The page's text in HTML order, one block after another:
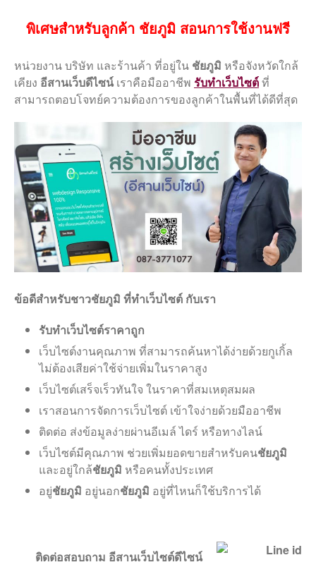
ดาวน์โหลดไฟล์ภาพสไลด์ IIT-
EIT สำหรับใส่ QR Code ลง
แจ้งอัพเดทเว็บไซต์เตรียมพร้อม
ITA 2568
ไฟล์แก้ไข สำหรับภาพสไลน์
พิเศษสำหรับลูกค้า ชัยภูมิ สอนการใช้งานฟรี
หน่วยงาน บริษัท และร้านค้า ที่อยู่ใน ชัยภูมิ หรือจังหวัดใกล้
เคียง อีสานเว็บดีไซน์ เราคือมืออาชีพ รับทำเว็บไซต์ที่
สามารถตอบโจทย์ความต้องการของลูกค้าในพื้นที่ได้ดีที่สุด
ข้อดีสำหรับชาวชัยภูมิ ที่ทำเว็บไซต์ กับเรา
รับทำเว็บไซต์ราคาถูก
เว็บไซต์งานคุณภาพ ที่สามารถค้นหาได้ง่ายด้วยกูเกิ้ล
ไม่ต้องเสียค่าใช้จ่ายเพิ่มในราคาสูง
เว็บไซต์เสร็จเร็วทันใจ ในราคาที่สมเหตุสมผล
เราสอนการจัดการเว็บไซต์ เข้าใจง่ายด้วยมืออาชีพ
ติดต่อ ส่งข้อมูลง่ายผ่านอีเมล์ ไดร์ หรือทางไลน์
เว็บไซต์มีคุณภาพ ช่วยเพิ่มยอดขายสำหรับคนชัยภูมิ
และอยู่ใกล้ชัยภูมิ หรือคนทั้งประเทศ
อยู่ชัยภูมิ อยู่นอกชัยภูมิ อยู่ที่ไหนก็ใช้บริการได้
ติดต่อสอบถาม อีสานเว็บไซต์ดีไซน์